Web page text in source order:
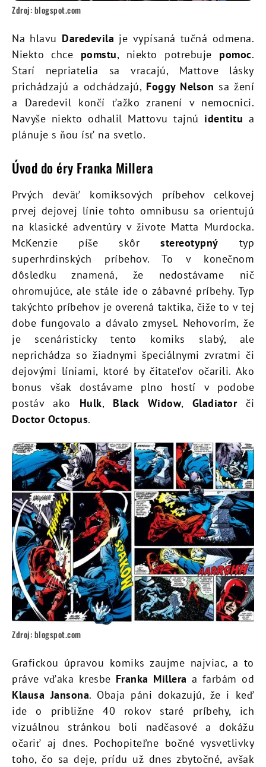
Zdroj: blogspot.com
Na hlavu Daredevila je vypísaná tučná odmena.
Niekto chce pomstu, niekto potrebuje pomoc.
Starí nepriatelia sa vracajú, Mattove lásky
prichádzajú a odchádzajú, Foggy Nelson sa žení
a Daredevil končí ťažko zranení v nemocnici.
Navyše niekto odhalil Mattovu tajnú identitu a
plánuje s ňou ísť na svetlo.
Úvod do éry Franka Millera
Prvých deväť komiksových príbehov celkovej
prvej dejovej línie tohto omnibusu sa orientujú
na klasické adventúry v živote Matta Murdocka.
McKenzie píše skôr stereotypný typ
superhrdinských príbehov. To v konečnom
dôsledku znamená, že nedostávame nič
ohromujúce, ale stále ide o zábavné príbehy. Typ
takýchto príbehov je overená taktika, čiže to v tej
dobe fungovalo a dávalo zmysel. Nehovorím, že
je scenáristicky tento komiks slabý, ale
neprichádza so žiadnymi špeciálnymi zvratmi či
dejovými líniami, ktoré by čitateľov očarili. Ako
bonus však dostávame plno hostí v podobe
postáv ako Hulk, Black Widow, Gladiatorči
Doctor Octopus.
Zdroj: blogspot.com
Grafickou úpravou komiks zaujme najviac, a to
práve vďaka kresbe Franka Millera a farbám od
Klausa Jansona. Obaja páni dokazujú, že i keď
ide o približne 40 rokov staré príbehy, ich
vizuálnou stránkou boli nadčasové a dokážu
očariť aj dnes. Pochopiteľne bočné vysvetlivky
toho, čo sa deje, prídu už dnes zbytočné, avšak